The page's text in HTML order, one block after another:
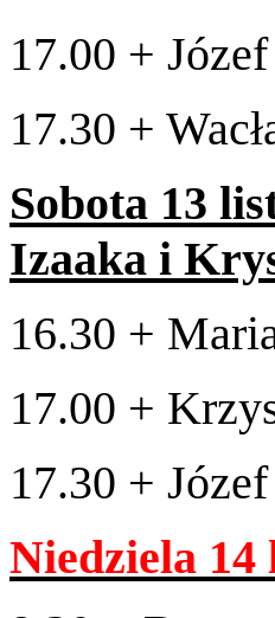
17.00 +
17.30 +
Sob­ota 13
Iza­aka i
16.30 +
17.00 +
17.30 +
Niedziela 14